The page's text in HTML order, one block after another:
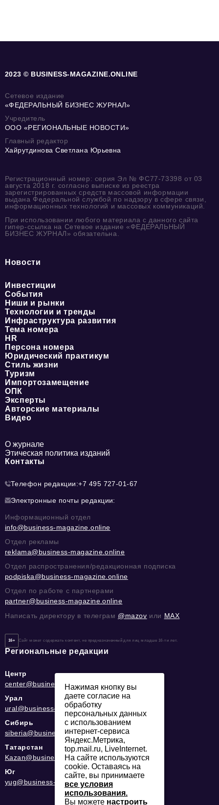
2023 © BUSINESS-MAGAZINE.ONLINE
Сетевое издание
«ФЕДЕРАЛЬНЫЙ БИЗНЕС ЖУРНАЛ»
Учредитель
ООО «РЕГИОНАЛЬНЫЕ НОВОСТИ»
Главный редактор
Хайрутдинова Светлана Юрьевна
Регистрационный номер: серия Эл № ФС77-73398 от 03
августа 2018 г. согласно выписке из реестра
зарегистрированных средств массовой информации
выдана Федеральной службой по надзору в сфере связи,
информационных технологий и массовых коммуникаций.
При использовании любого материала с данного сайта
гипер-ссылка на Сетевое издание «ФЕДЕРАЛЬНЫЙ
БИЗНЕС ЖУРНАЛ» обязательна.
Новости
Инвестиции
События
Ниши и рынки
Технологии и тренды
Инфраструктура развития
Тема номера
HR
Персона номера
Юридический практикум
Стиль жизни
Туризм
Импортозамещение
ОПК
Эксперты
Авторские материалы
Видео
О журнале
Этическая политика изданий
Контакты
Телефон редакции:+7 495 727-01-67
Электронные почты редакции:
Информационный отдел
info@business-magazine.online
Отдел рекламы
reklama@business-magazine.online
Отдел распространения/редакционная подписка
podpiska@business-magazine.online
Отдел по работе с партнерами
partner@business-magazine.online
Написать директору в телеграм @mazov или MAX
16+ Сайт может содержать контент, не предназначенный для лиц младше 16-ти лет.
Региональные редакции
Центр
center@business-magazine.online
Урал
ural@business-magazine.online
Сибирь
siberia@business-magazine.online
Татарстан
Kazan@business-magazine.online
Юг
yug@business-magazine.online
Нажимая кнопку вы
даете согласие на
обработку
персональных данных
с использованием
интернет-сервиса
Яндекс.Метрика,
top.mail.ru, LiveInternet.
На сайте используются
cookie. Оставаясь на
сайте, вы принимаете
все условия
использования.
Вы можете настроить